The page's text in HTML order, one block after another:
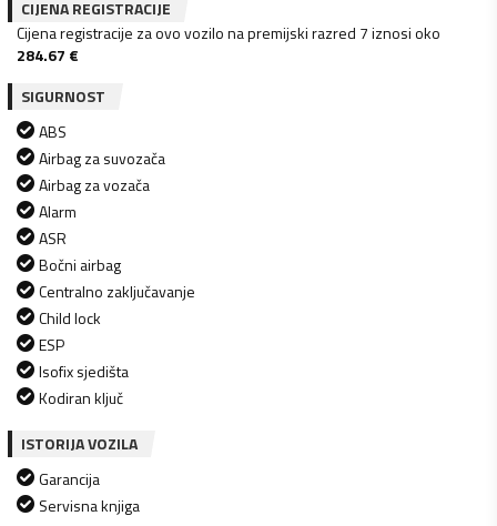
CIJENA REGISTRACIJE
Cijena registracije za ovo vozilo na premijski razred 7 iznosi oko
284.67 €
SIGURNOST
ABS
Airbag za suvozača
Airbag za vozača
Alarm
ASR
Bočni airbag
Centralno zaključavanje
Child lock
ESP
Isofix sjedišta
Kodiran ključ
ISTORIJA VOZILA
Garancija
Servisna knjiga